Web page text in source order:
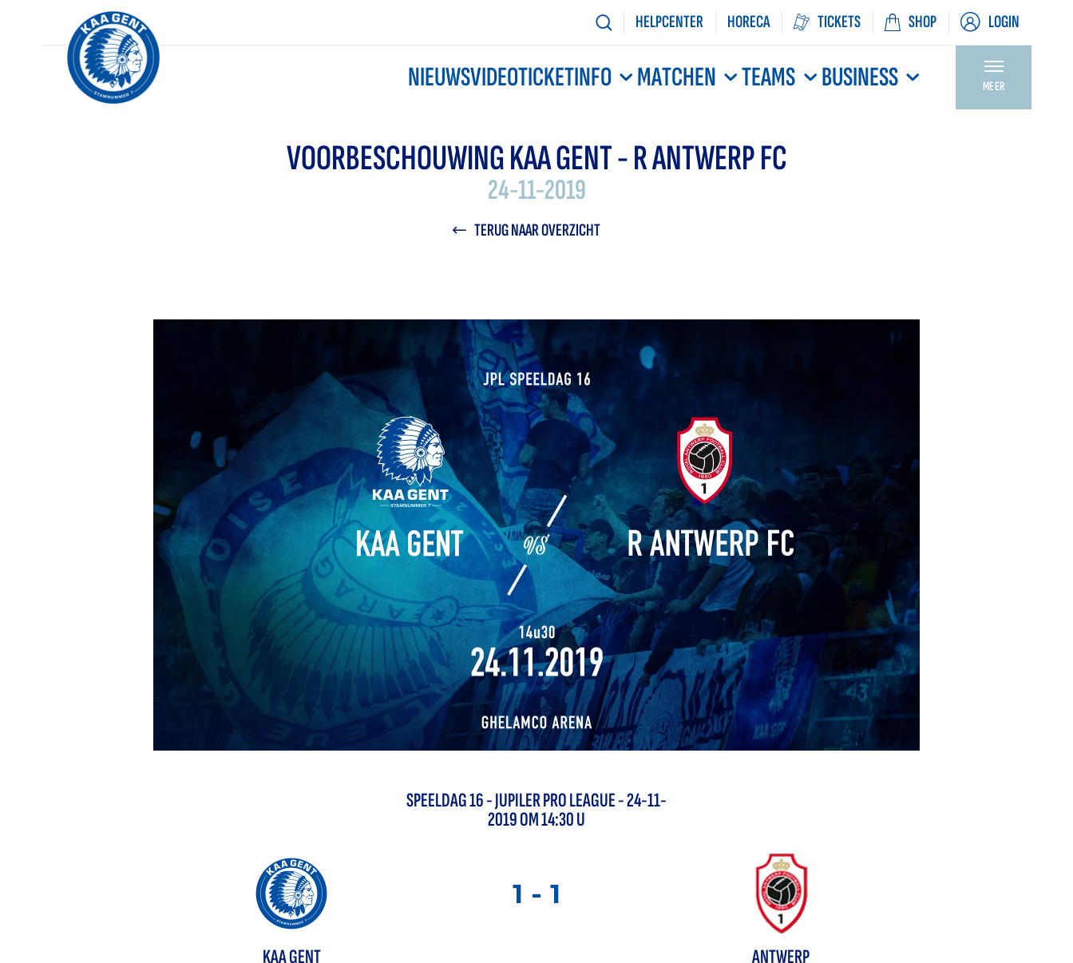
HELPCENTER HORECA TICKETS SHOP LOGIN
NIEUWSVIDEOTICKETINFO MATCHEN TEAMS BUSINESS MEER
VOORBESCHOUWING KAA GENT - R ANTWERP FC
24-11-2019
TERUG NAAR OVERZICHT
SPEELDAG16-JUPILER PRO LEAGUE- 24-11-
2019 OM 14:30 U
1 - 1
KAA GENT ANTWERP